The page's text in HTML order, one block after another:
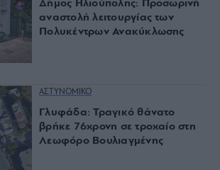
Δήμος Ηλιούπολης: Προσωρινή
αναστολή λειτουργίας των
Πολυκέντρων Ανακύκλωσης
ΑΣΤΥΝΟΜΙΚΟ
Γλυφάδα: Τραγικό θάνατο
βρήκε 76χρονη σε τροχαίο στη
Λεωφόρο Βουλιαγμένης